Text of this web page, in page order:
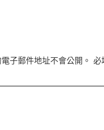
子郵件地址不會公開。 必